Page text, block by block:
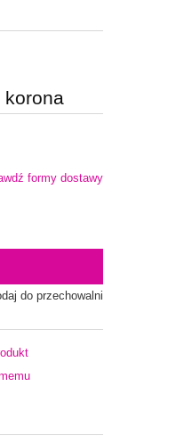
korona
formy dostawy
do przechowalni